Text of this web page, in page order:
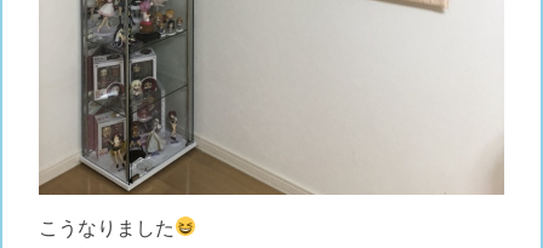
こうなりました